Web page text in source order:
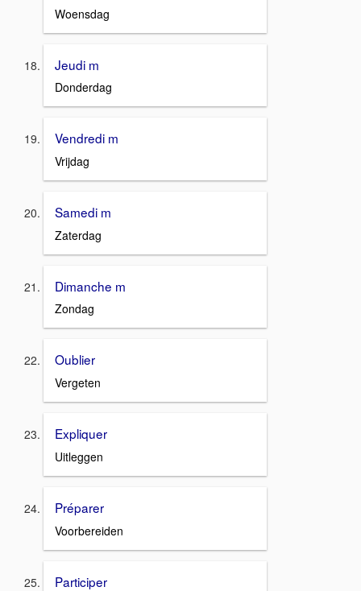
Woensdag
Jeudi m
Donderdag
Vendredi m
Vrijdag
Samedi m
Zaterdag
Dimanche m
Zondag
Oublier
Vergeten
Expliquer
Uitleggen
Préparer
Voorbereiden
Participer